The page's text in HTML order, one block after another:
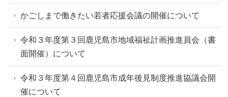
かごしまで働きたい若者応援会議の開催について
令和３年度第３回鹿児島市地域福祉計画推進員会（書
面開催）について
令和３年度第４回鹿児島市成年後見制度推進協議会開
催について